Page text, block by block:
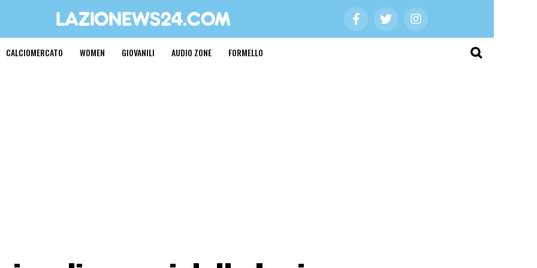
CALCIOMERCATO WOMEN GIOVANILI AUDIO ZONE FORMELLO